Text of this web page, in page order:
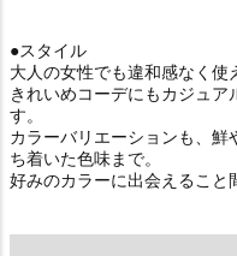
●スタイル
大人の女性でも違和感なく使
きれいめコーデにもカジュ
す。
カラーバリエーションも、鮮
ち着いた色味まで。
好みのカラーに出会えること